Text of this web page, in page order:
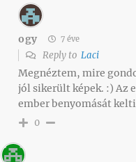
ogy 7 éve
Reply to Laci
Megnéztem, mire
jól sikerült képek. :) Az
ember benyomását
0